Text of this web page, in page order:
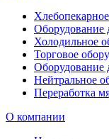
Оборудование
Холодильное
Торговое
Оборудование
Нейтральное
Переработка
О компании